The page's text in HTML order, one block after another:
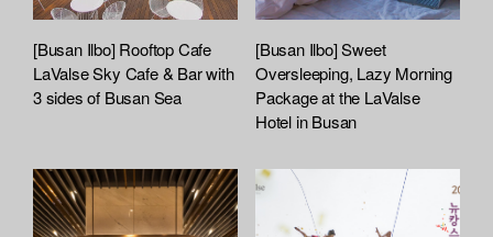
[Busan Ilbo] Rooftop Cafe
LaValse Sky Cafe & Bar with
3 sides of Busan Sea
[Busan Ilbo] Sweet
Oversleeping, Lazy Morning
Package at the LaValse
Hotel in Busan